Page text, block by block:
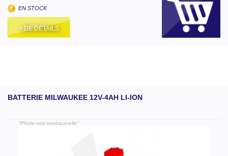
EN STOCK
+ DE DÉTAILS
BATTERIE MILWAUKEE 12V-4AH LI-ION
"Photo non contractuelle"